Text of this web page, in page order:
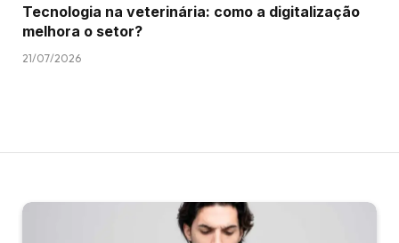
Tecnologia na veterinária: como a digitalização
melhora o setor?
21/07/2026